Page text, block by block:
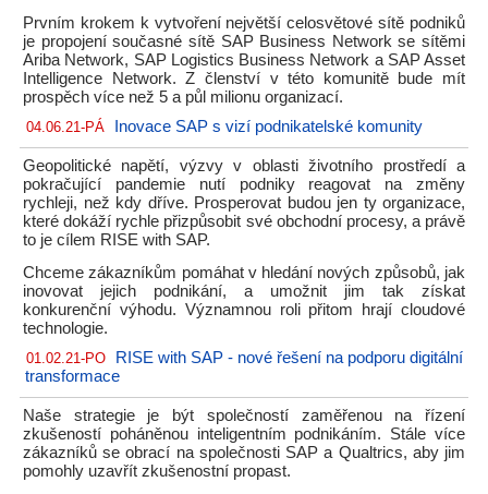
Prvním krokem k vytvoření největší celosvětové sítě podniků
je propojení současné sítě SAP Business Network se sítěmi
Ariba Network, SAP Logistics Business Network a SAP Asset
Intelligence Network. Z členství v této komunitě bude mít
prospěch více než 5 a půl milionu organizací.
04.06.21-PÁ Inovace SAP s vizí podnikatelské komunity
Geopolitické napětí, výzvy v oblasti životního prostředí a
pokračující pandemie nutí podniky reagovat na změny
rychleji, než kdy dříve. Prosperovat budou jen ty organizace,
které dokáží rychle přizpůsobit své obchodní procesy, a právě
to je cílem RISE with SAP.
Chceme zákazníkům pomáhat v hledání nových způsobů, jak
inovovat jejich podnikání, a umožnit jim tak získat
konkurenční výhodu. Významnou roli přitom hrají cloudové
technologie.
01.02.21-PO
RISE with SAP - nové řešení na podporu digitální
transformace
Naše strategie je být společností zaměřenou na řízení
zkušeností poháněnou inteligentním podnikáním. Stále více
zákazníků se obrací na společnosti SAP a Qualtrics, aby jim
pomohly uzavřít zkušenostní propast.